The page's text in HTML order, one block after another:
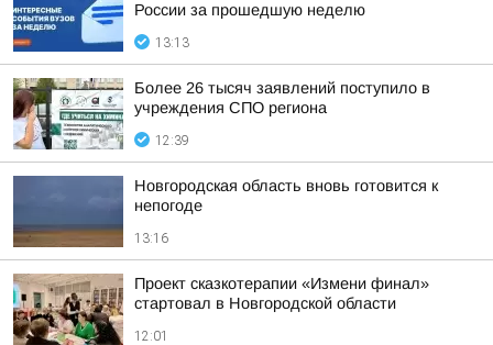
России за прошедшую неделю
13:13
Более 26 тысяч заявлений поступило в
учреждения СПО региона
12:39
Новгородская область вновь готовится к
непогоде
13:16
Проект сказкотерапии «Измени финал»
стартовал в Новгородской области
12:01